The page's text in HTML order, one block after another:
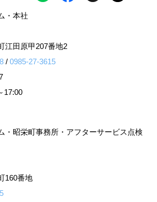
・本社
江田原甲207番地2
/ 0985-27-3615
17:00
・昭栄町事務所・アフターサービス点検
160番地